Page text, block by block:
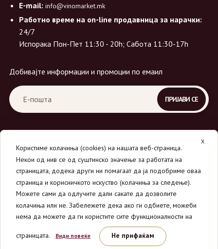
E-mail: info@vinomarket.mk
Работно време на on-line продавница за нарачки:
24/7
Испорака Пон-Пет 11:30 - 20h; Сабота 11:30-17h
Добивајте информации и промоции по емаил
© 2026Вино Маркет - МОНДАВИ ДООЕЛ.
Сите права се задржани.
X
Користиме колачиња (cookies) на нашата веб-страница.
Некои од нив се од суштинско значење за работата на
страницата, додека други ни помагаат да ја подобриме оваа
страница и корисничкото искуство (колачиња за следење).
Можете сами да одлучите дали сакате да дозволите
колачиња или не. Забележете дека ако ги одбиете, можеби
нема да можете да ги користите сите функционалности на
страницата. Види повеќе Не прифаќам